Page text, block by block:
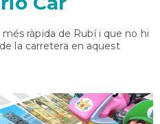
ràpida de Rubí i que no hi
la carretera en aquest